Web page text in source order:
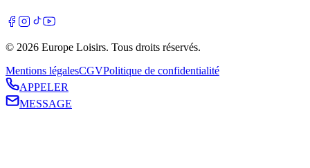
© 2026 Europe Loisirs. Tous droits réservés.
Mentions légalesCGVPolitique de confidentialité
APPELER
MESSAGE